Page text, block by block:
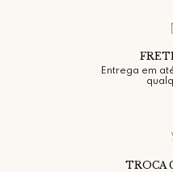
Dimensões: 45 mm por 42
Acompanha Corrente: 45 -
Entrega em
TROCA